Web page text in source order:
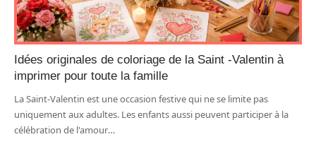
Idées originales de coloriage de la Saint -Valentin à
imprimer pour toute la famille
La Saint-Valentin est une occasion festive qui ne se limite pas
uniquement aux adultes. Les enfants aussi peuvent participer à la
célébration de l'amour…